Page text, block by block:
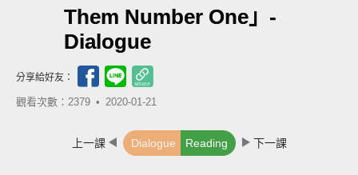
Them Number One」-
Dialogue
分享給好友：
觀看次數：2379 • 2020-01-21
上一課 Dialogue Reading 下一課